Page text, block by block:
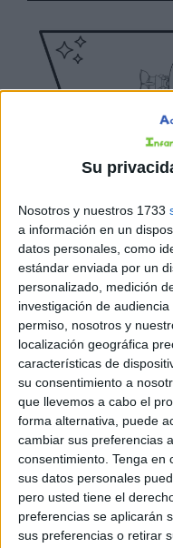
Su
Nosotros y nuestros 1733
a información en un
datos personales, como
estándar enviada por un
personalizado, medición
investigación de
permiso, nosotros y
localización geográfica
características de
su consentimiento a
que llevemos a cabo el
forma alternativa, puede
cambiar sus preferencias
consentimiento. Tenga en
sus datos personales
pero usted tiene el
preferencias se aplicarán
sus preferencias o retirar